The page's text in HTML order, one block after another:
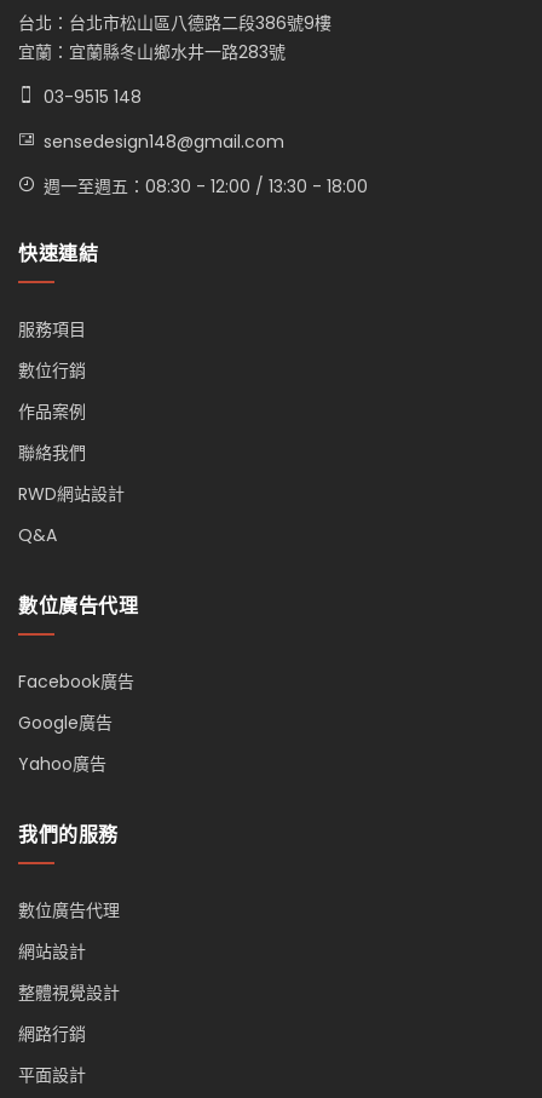
台北：台北市松山區八德路二段386號9樓
宜蘭：宜蘭縣冬山鄉水井一路283號
03-9515 148
sensedesign148@gmail.com
週一至週五：08:30 - 12:00 / 13:30 - 18:00
快速連結
服務項目
數位行銷
作品案例
聯絡我們
RWD網站設計
Q&A
數位廣告代理
Facebook廣告
Google廣告
Yahoo廣告
我們的服務
數位廣告代理
網站設計
整體視覺設計
網路行銷
平面設計